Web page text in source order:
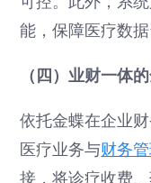
能，保障医疗数据
（四）业财一体
依托金蝶在企业
医疗业务与财务
接，将诊疗收费